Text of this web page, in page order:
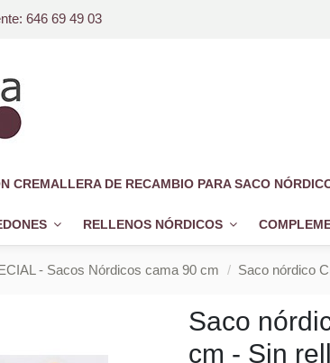
646 69 49 03
CREMALLERA DE RECAMBIO PARA SACO
RELLENOS NÓRDICOS
- Sacos Nórdicos cama 90 cm Saco nórdico
Saco
cm - Sin